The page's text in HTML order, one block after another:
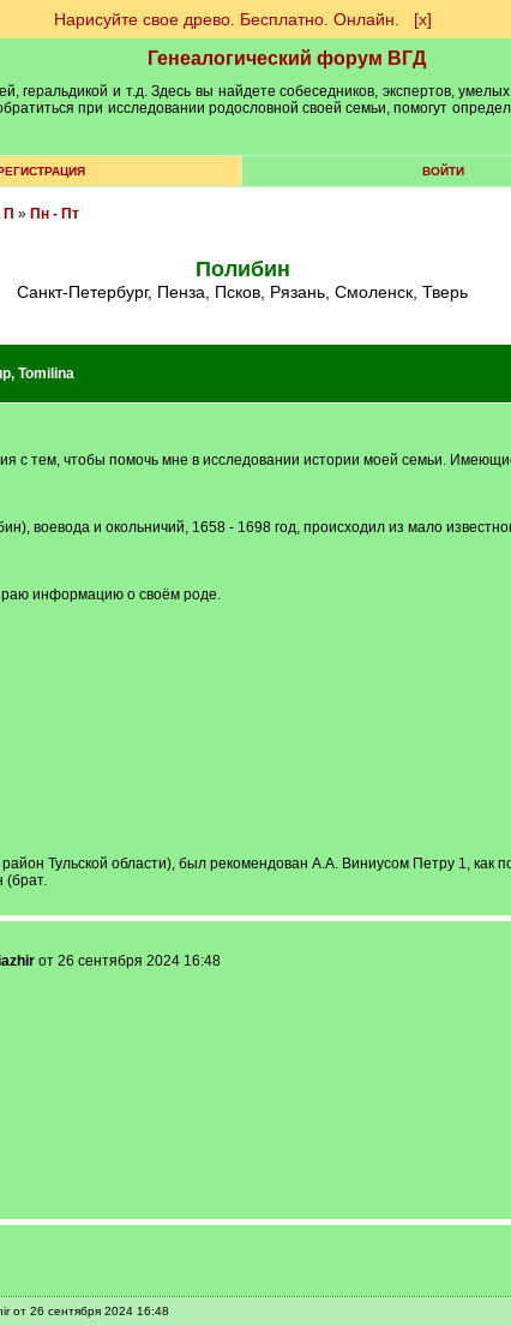
Нарисуйте свое древо. Бесплатно. Онлайн. [х]
Генеалогический форум ВГД
геральдикой и т.д. Здесь вы найдете собеседников, экспертов,
при исследовании родословной своей семьи, помогут
ВОЙТИ
П » Пн - Пт
Полибин
Санкт-Петербург, Пенза, Псков, Рязань, Смоленск, Тверь
, Tomilina
с тем, чтобы помочь мне в исследовании истории моей семьи.
воевода и окольничий, 1658 - 1698 год, происходил из мало
информацию о своём роде.
Тульской области), был рекомендован А.А. Виниусом Петру 1, как
(брат.
от 26 сентября 2024 16:48
от 26 сентября 2024 16:48